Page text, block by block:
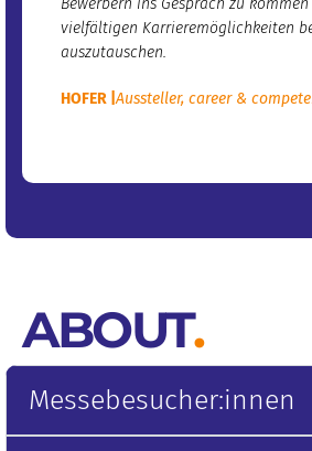
Bewerbern ins Gespräch zu
vielfältigen Karrieremöglichkeiten
auszutauschen.
HOFER |Aussteller, career &
ABOUT.
Messebesucher:innen